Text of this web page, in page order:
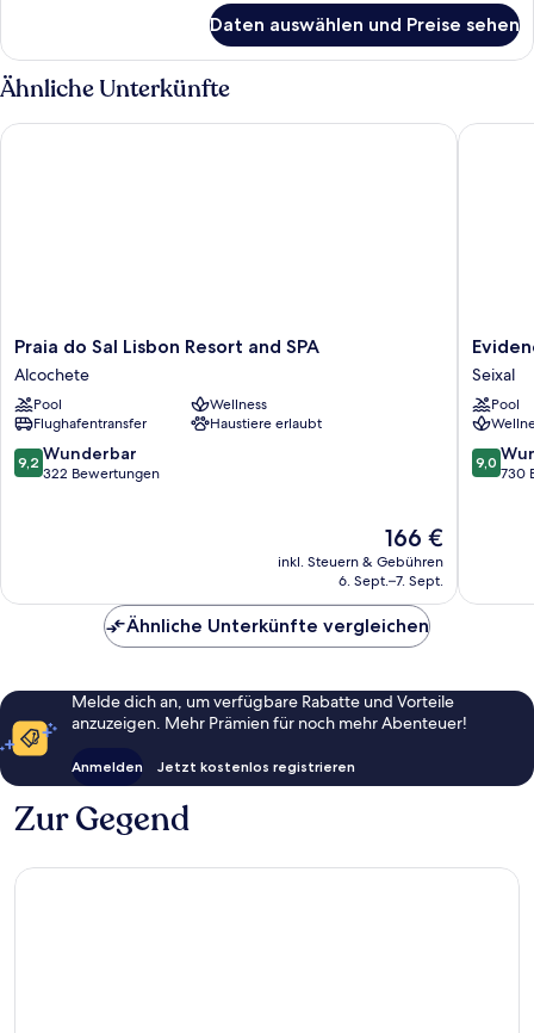
Daten auswählen und Preise sehen
Ähnliche Unterkünfte
Praia
do
Sal
Lisbon
Resort
and
SPA
Praia do Sal Lisbon Resort and SPA
Alcochete
Pool
Wellness
Flughafentransfer
Haustiere erlaubt
9.2
von
9,2 Wunderbar
322 Bewertungen
Der
Preis
beträgt
166 €
inkl. Steuern & Gebühren
6. Sept.–7. Sept.
Praia do Sal Lisbon Resort and SPA
Hotel
Seixal
Seixal
Pool
9.0
von
9,0
730
Ähnliche Unterkünfte vergleichen
Melde dich an, um verfügbare Rabatte und Vorteile
anzuzeigen. Mehr Prämien für noch mehr Abenteuer!
Anmelden Jetzt kostenlos registrieren
Zur Gegend